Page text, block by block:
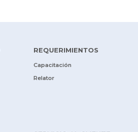
REQUERIMIENTOS
Capacitación
Relator